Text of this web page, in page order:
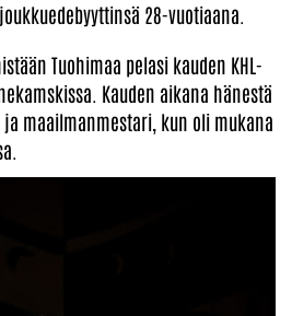
28-vuotiaana.
Tuohimaa pelasi kauden KHL-
Kauden aikana hänestä
maailmanmestari, kun oli mukana